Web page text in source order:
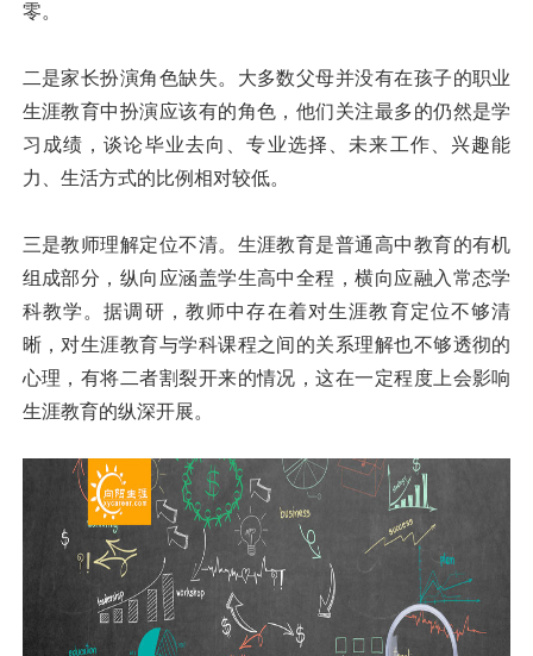
零。
二是家长扮演角色缺失。大多数父母并没有在孩子的职业
生涯教育中扮演应该有的角色，他们关注最多的仍然是学
习成绩，谈论毕业去向、专业选择、未来工作、兴趣能
力、生活方式的比例相对较低。
三是教师理解定位不清。生涯教育是普通高中教育的有机
组成部分，纵向应涵盖学生高中全程，横向应融入常态学
科教学。据调研，教师中存在着对生涯教育定位不够清
晰，对生涯教育与学科课程之间的关系理解也不够透彻的
心理，有将二者割裂开来的情况，这在一定程度上会影响
生涯教育的纵深开展。